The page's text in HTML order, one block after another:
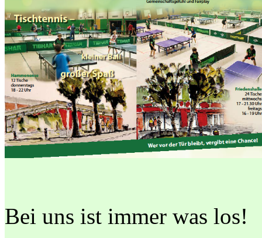
Bei uns ist immer was los!